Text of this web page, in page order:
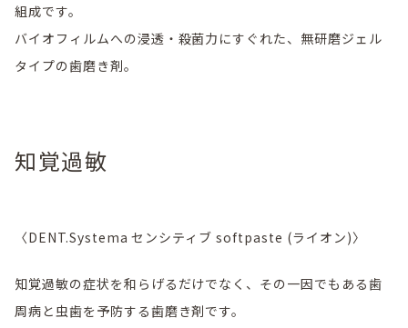
組成です。
バイオフィルムへの浸透・殺菌力にすぐれた、無研磨ジェル
タイプの歯磨き剤。
知覚過敏
〈DENT.Systema センシティブ softpaste (ライオン)〉
知覚過敏の症状を和らげるだけでなく、その一因でもある歯
周病と虫歯を予防する歯磨き剤です。